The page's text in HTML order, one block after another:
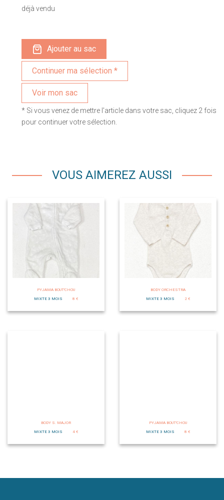
déjà vendu
Ajouter au sac
Voir mon sac
* Si vous venez de mettre l'article dans votre sac, cliquez 2 fois
pour continuer votre sélection.
VOUS AIMEREZ AUSSI
PYJAMA BOUT'CHOU
MIXTE 3 MOIS
8 €
BODY ORCHESTRA
MIXTE 3 MOIS
2 €
BODY S. MAJOR
MIXTE 3 MOIS
4 €
PYJAMA BOUT'CHOU
MIXTE 3 MOIS
8 €